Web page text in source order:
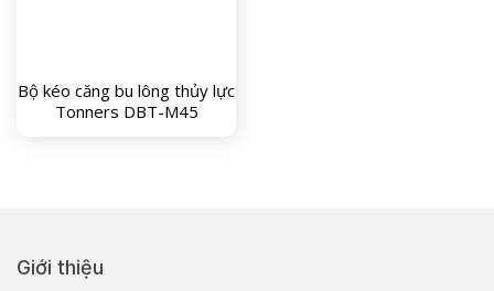
Bộ kéo căng bu lông thủy lực
Tonners DBT-M45
Giới thiệu